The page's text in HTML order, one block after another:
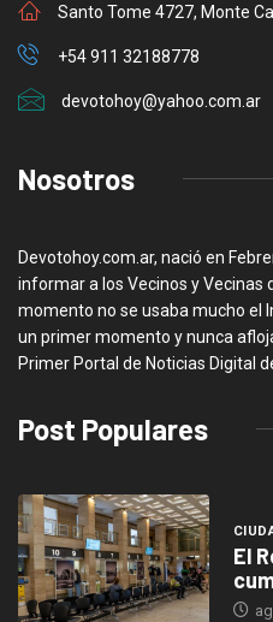
Santo Tome 4727, Monte
+54 911 32188778
devotohoy@yahoo.com.ar
Nosotros
Devotohoy.com.ar, nació en
informar a los Vecinos y Vecinas
momento no se usaba mucho el
un primer momento y nunca
Primer Portal de Noticias Digital
Post Populares
El